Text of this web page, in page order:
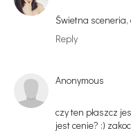
Świetna
Reply
Anonymous
czy ten płaszcz
jest cenie? :)